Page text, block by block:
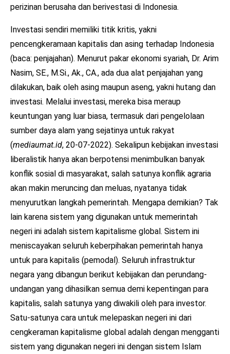
perizinan berusaha dan berivestasi di Indonesia.
Investasi sendiri memiliki titik kritis, yakni
pencengkeramaan kapitalis dan asing terhadap Indonesia
(baca: penjajahan). Menurut pakar ekonomi syariah, Dr. Arim
Nasim, SE., M.Si., Ak., CA., ada dua alat penjajahan yang
dilakukan, baik oleh asing maupun aseng, yakni hutang dan
investasi. Melalui investasi, mereka bisa meraup
keuntungan yang luar biasa, termasuk dari pengelolaan
sumber daya alam yang sejatinya untuk rakyat
(mediaumat.id, 20-07-2022). Sekalipun kebijakan investasi
liberalistik hanya akan berpotensi menimbulkan banyak
konflik sosial di masyarakat, salah satunya konflik agraria
akan makin meruncing dan meluas, nyatanya tidak
menyurutkan langkah pemerintah. Mengapa demikian? Tak
lain karena sistem yang digunakan untuk memerintah
negeri ini adalah sistem kapitalisme global. Sistem ini
meniscayakan seluruh keberpihakan pemerintah hanya
untuk para kapitalis (pemodal). Seluruh infrastruktur
negara yang dibangun berikut kebijakan dan perundang-
undangan yang dihasilkan semua demi kepentingan para
kapitalis, salah satunya yang diwakili oleh para investor.
Satu-satunya cara untuk melepaskan negeri ini dari
cengkeraman kapitalisme global adalah dengan mengganti
sistem yang digunakan negeri ini dengan sistem Islam